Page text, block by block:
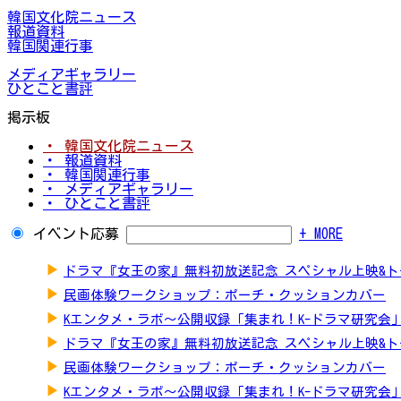
韓国文化院ニュース
報道資料
韓国関連行事
メディアギャラリー
ひとこと書評
掲示板
・ 韓国文化院ニュース
・ 報道資料
・ 韓国関連行事
・ メディアギャラリー
・ ひとこと書評
イベント応募 + MORE
▶ ドラマ『女王の家』無料初放送記念 スペシャル上映&
▶ 民画体験ワークショップ：ポーチ・クッションカバー
▶ Kエンタメ・ラボ～公開収録「集まれ！K-ドラマ研究会」
▶ ドラマ『女王の家』無料初放送記念 スペシャル上映&
▶ 民画体験ワークショップ：ポーチ・クッションカバー
▶ Kエンタメ・ラボ～公開収録「集まれ！K-ドラマ研究会」